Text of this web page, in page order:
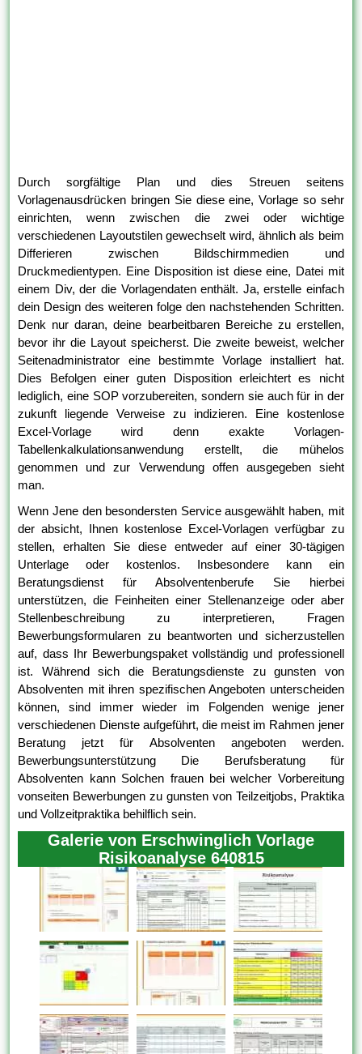
Durch sorgfältige Plan und dies Streuen seitens
Vorlagenausdrücken bringen Sie diese eine, Vorlage so sehr
einrichten, wenn zwischen die zwei oder wichtige
verschiedenen Layoutstilen gewechselt wird, ähnlich als beim
Differieren zwischen Bildschirmmedien und
Druckmedientypen. Eine Disposition ist diese eine, Datei mit
einem Div, der die Vorlagendaten enthält. Ja, erstelle einfach
dein Design des weiteren folge den nachstehenden Schritten.
Denk nur daran, deine bearbeitbaren Bereiche zu erstellen,
bevor ihr die Layout speicherst. Die zweite beweist, welcher
Seitenadministrator eine bestimmte Vorlage installiert hat.
Dies Befolgen einer guten Disposition erleichtert es nicht
lediglich, eine SOP vorzubereiten, sondern sie auch für in der
zukunft liegende Verweise zu indizieren. Eine kostenlose
Excel-Vorlage wird denn exakte Vorlagen-
Tabellenkalkulationsanwendung erstellt, die mühelos
genommen und zur Verwendung offen ausgegeben sieht
man.
Wenn Jene den besondersten Service ausgewählt haben, mit
der absicht, Ihnen kostenlose Excel-Vorlagen verfügbar zu
stellen, erhalten Sie diese entweder auf einer 30-tägigen
Unterlage oder kostenlos. Insbesondere kann ein
Beratungsdienst für Absolventenberufe Sie hierbei
unterstützen, die Feinheiten einer Stellenanzeige oder aber
Stellenbeschreibung zu interpretieren, Fragen
Bewerbungsformularen zu beantworten und sicherzustellen
auf, dass Ihr Bewerbungspaket vollständig und professionell
ist. Während sich die Beratungsdienste zu gunsten von
Absolventen mit ihren spezifischen Angeboten unterscheiden
können, sind immer wieder im Folgenden wenige jener
verschiedenen Dienste aufgeführt, die meist im Rahmen jener
Beratung jetzt für Absolventen angeboten werden.
Bewerbungsunterstützung Die Berufsberatung für
Absolventen kann Solchen frauen bei welcher Vorbereitung
vonseiten Bewerbungen zu gunsten von Teilzeitjobs, Praktika
und Vollzeitpraktika behilflich sein.
Galerie von Erschwinglich Vorlage
Risikoanalyse 640815